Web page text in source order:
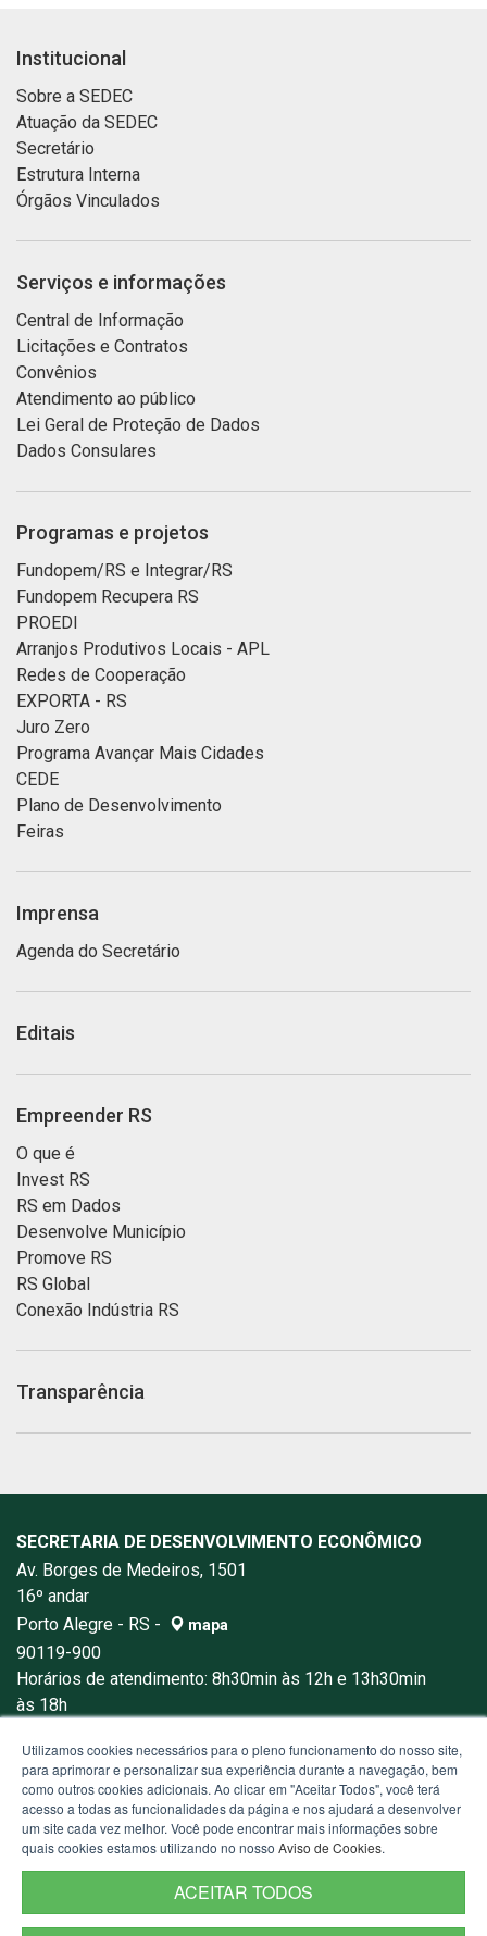
Institucional
Sobre a SEDEC
Atuação da SEDEC
Secretário
Estrutura Interna
Órgãos Vinculados
Serviços e informações
Central de Informação
Licitações e Contratos
Convênios
Atendimento ao público
Lei Geral de Proteção de Dados
Dados Consulares
Programas e projetos
Fundopem/RS e Integrar/RS
Fundopem Recupera RS
PROEDI
Arranjos Produtivos Locais - APL
Redes de Cooperação
EXPORTA - RS
Juro Zero
Programa Avançar Mais Cidades
CEDE
Plano de Desenvolvimento
Feiras
Imprensa
Agenda do Secretário
Editais
Empreender RS
O que é
Invest RS
RS em Dados
Desenvolve Município
Promove RS
RS Global
Conexão Indústria RS
Transparência
SECRETARIA DE DESENVOLVIMENTO ECONÔMICO
Av. Borges de Medeiros, 1501
16º andar
Porto Alegre - RS -
mapa
90119-900
Horários de atendimento: 8h30min às 12h e 13h30min
às 18h
Utilizamos cookies necessários para o pleno funcionamento do nosso site,
para aprimorar e personalizar sua experiência durante a navegação, bem
como outros cookies adicionais. Ao clicar em "Aceitar Todos", você terá
acesso a todas as funcionalidades da página e nos ajudará a desenvolver
um site cada vez melhor. Você pode encontrar mais informações sobre
quais cookies estamos utilizando no nosso Aviso de Cookies.
ACEITAR TODOS